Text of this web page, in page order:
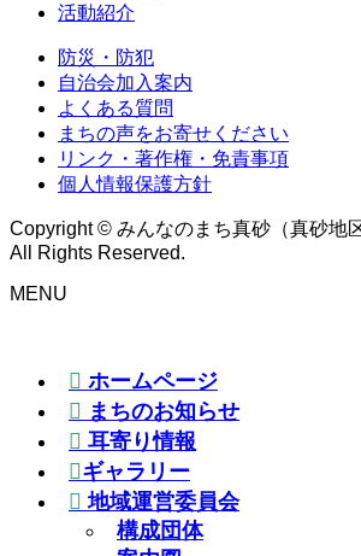
活動紹介
防災・防犯
自治会加入案内
よくある質問
まちの声をお寄せください
リンク・著作権・免責事項
個人情報保護方針
Copyright © みんなのまち真砂（真砂地
All Rights Reserved.
MENU
ホームページ
まちのお知らせ
耳寄り情報
ギャラリー
地域運営委員会
構成団体